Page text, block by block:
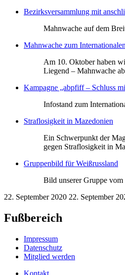
Bezirksversammlung mit
Mahnwache auf dem
Mahnwache zum
Am 10. Oktober haben
Liegend – Mahnwache
Kampagne „abpfiff – Schluss
Infostand zum
Straflosigkeit in Mazedonien
Ein Schwerpunkt der
gegen Straflosigkeit in
Gruppenbild für Weißrussland
Bild unserer Gruppe
22. September 2020 22. September
Fußbereich
Impressum
Datenschutz
Mitglied werden
Kontakt